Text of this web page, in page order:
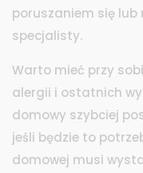
poruszaniem się lub
specjalisty.
Warto mieć przy
alergii i ostatnich
domowy szybciej
jeśli będzie to
domowej musi